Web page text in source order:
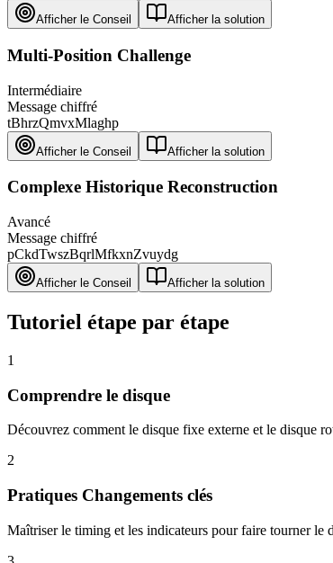
Afficher le Conseil Afficher la solution
Multi-Position Challenge
Intermédiaire
Message chiffré
tBhrzQmvxMlaghp
Afficher le Conseil Afficher la solution
Complexe Historique Reconstruction
Avancé
Message chiffré
pCkdTwszBqrlMfkxnZvuydg
Afficher le Conseil Afficher la solution
Tutoriel étape par étape
1
Comprendre le disque
Découvrez comment le disque fixe externe et le disque
2
Pratiques Changements clés
Maîtriser le timing et les indicateurs pour faire tourner le